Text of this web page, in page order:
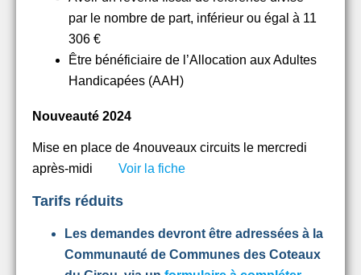
par le nombre de part, inférieur ou égal à 11
306 €
Être bénéficiaire de l’Allocation aux Adultes
Handicapées (AAH)
Nouveauté 2024
Mise en place de 4nouveaux circuits le mercredi
après-midi Voir la fiche
Tarifs réduits
Les demandes devront être adressées à la
Communauté de Communes des Coteaux